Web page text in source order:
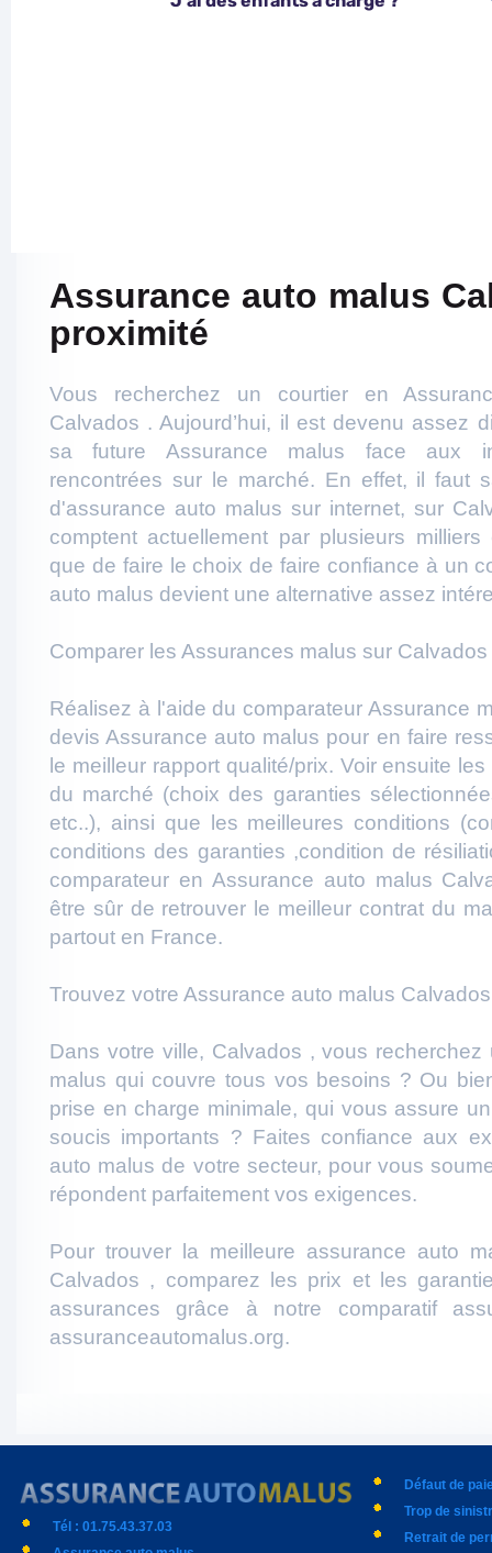
Assurance auto malus
proximité
Vous recherchez un courtier en
Calvados . Aujourd’hui, il est devenu assez
sa future Assurance malus face aux
rencontrées sur le marché. En effet, il faut
d'assurance auto malus sur internet, sur
comptent actuellement par plusieurs milliers
que de faire le choix de faire confiance à un
auto malus devient une alternative assez
Comparer les Assurances malus sur Calvados
Réalisez à l'aide du comparateur Assurance
devis Assurance auto malus pour en faire
le meilleur rapport qualité/prix. Voir ensuite
du marché (choix des garanties
etc..), ainsi que les meilleures conditions
conditions des garanties ,condition de
comparateur en Assurance auto malus
être sûr de retrouver le meilleur contrat du
partout en France.
Trouvez votre Assurance auto malus
Dans votre ville, Calvados , vous
malus qui couvre tous vos besoins ? Ou
prise en charge minimale, qui vous assure
soucis importants ? Faites confiance aux
auto malus de votre secteur, pour vous
répondent parfaitement vos exigences.
Pour trouver la meilleure assurance auto
Calvados , comparez les prix et les
assurances grâce à notre comparatif
assuranceautomalus.org.
Tél : 01.75.43.37.03
Défaut de
Trop de
Retrait de